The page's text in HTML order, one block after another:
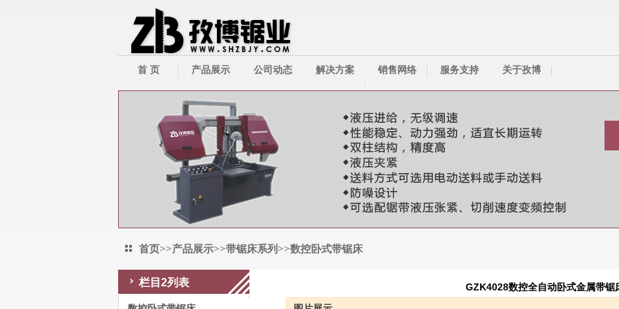
首 页 产品展示
带锯床系列
带锯条系列
圆锯机/切管机
其它周边产品
公司动态
公司新闻
行业新闻
解决方案
技术资料
销售网络 服务支持
资料下载
人才服务
常见问题
锯齿选择
联系我们
关于孜博
首页>>产品展示>>带锯床系列>>数控卧式带锯床
栏目2列表
GZK4028数控全自动卧式金属带锯